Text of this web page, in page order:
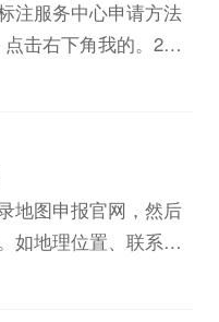
注服务中心申请方法
击右下角我的。2、
的指路人地图标注
地图申报官网，然后
如地理位置、联系
之后，上传一些有